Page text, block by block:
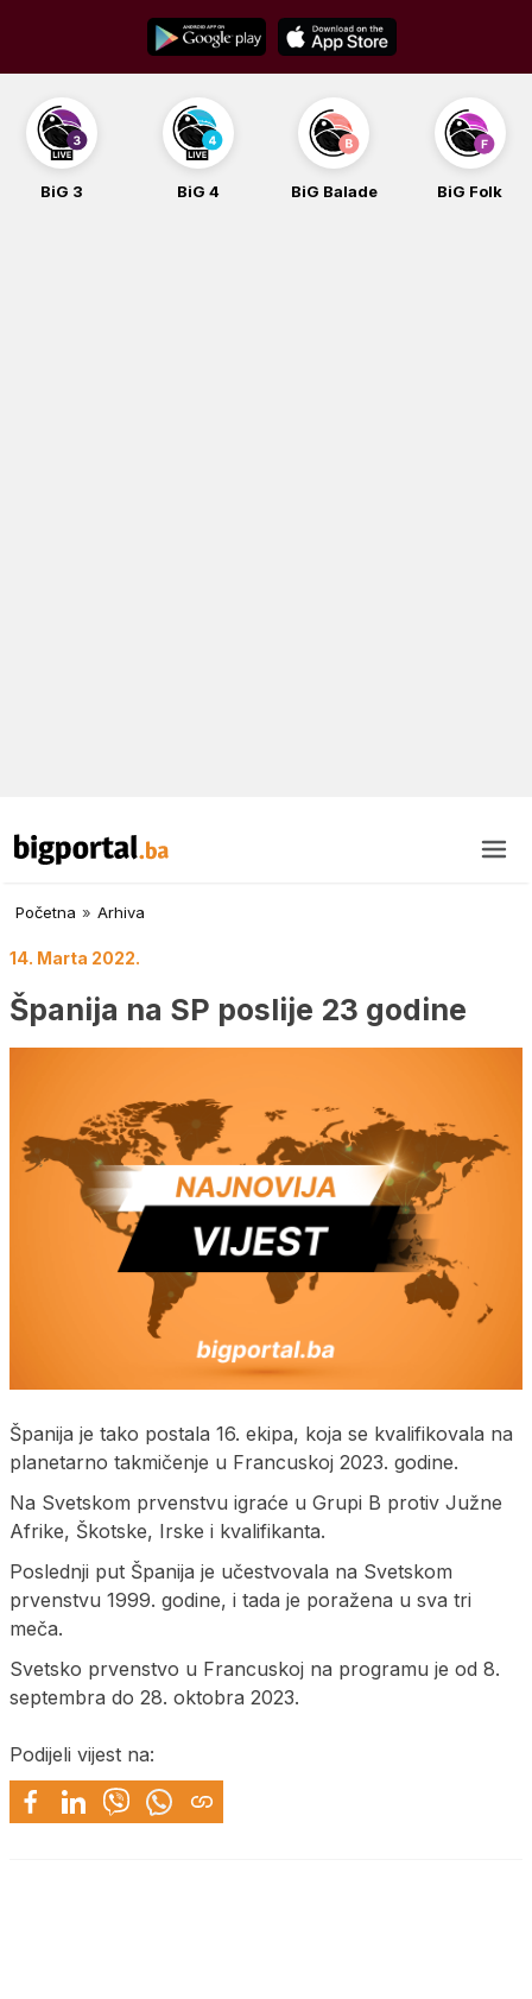
content
BiG 3 BiG 4 BiG Balade BiG Folk
Početna » Arhiva
14. Marta 2022.
Španija na SP poslije 23 godine
Španija je tako postala 16. ekipa, koja se kvalifikovala na
planetarno takmičenje u Francuskoj 2023. godine.
Na Svetskom prvenstvu igraće u Grupi B protiv Južne
Afrike, Škotske, Irske i kvalifikanta.
Poslednji put Španija je učestvovala na Svetskom
prvenstvu 1999. godine, i tada je poražena u sva tri
meča.
Svetsko prvenstvo u Francuskoj na programu je od 8.
septembra do 28. oktobra 2023.
Podijeli vijest na: